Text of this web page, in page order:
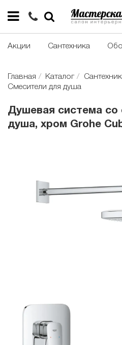
Акции Сантехника
Главная Каталог
Смесители для душа
Душевая система со
душа, хром Grohe